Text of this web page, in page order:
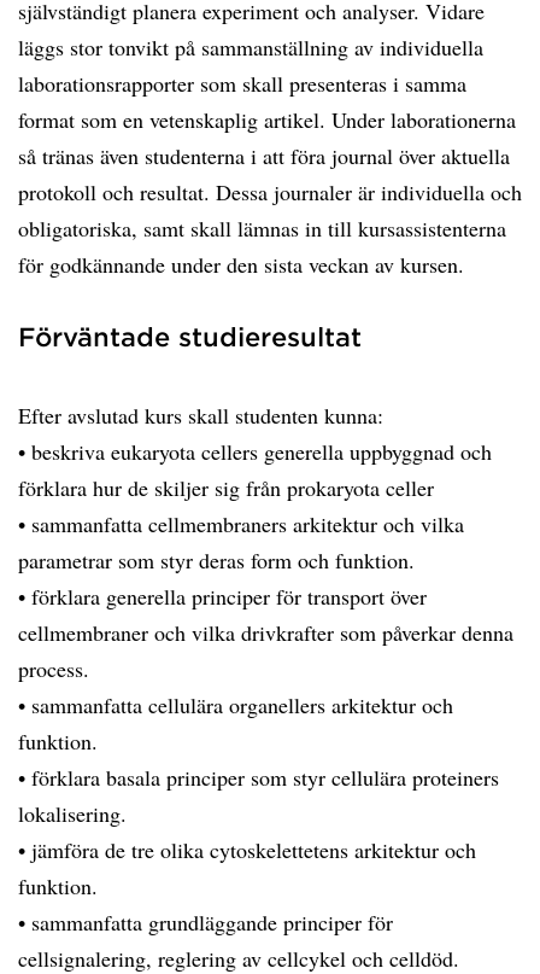
självständigt planera experiment och analyser. Vidare
läggs stor tonvikt på sammanställning av individuella
laborationsrapporter som skall presenteras i samma
format som en vetenskaplig artikel. Under laborationerna
så tränas även studenterna i att föra journal över aktuella
protokoll och resultat. Dessa journaler är individuella och
obligatoriska, samt skall lämnas in till kursassistenterna
för godkännande under den sista veckan av kursen.
Förväntade studieresultat
Efter avslutad kurs skall studenten kunna:
• beskriva eukaryota cellers generella uppbyggnad och
förklara hur de skiljer sig från prokaryota celler
• sammanfatta cellmembraners arkitektur och vilka
parametrar som styr deras form och funktion.
• förklara generella principer för transport över
cellmembraner och vilka drivkrafter som påverkar denna
process.
• sammanfatta cellulära organellers arkitektur och
funktion.
• förklara basala principer som styr cellulära proteiners
lokalisering.
• jämföra de tre olika cytoskelettetens arkitektur och
funktion.
• sammanfatta grundläggande principer för
cellsignalering, reglering av cellcykel och celldöd.